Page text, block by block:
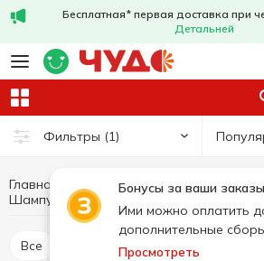
Бесплатная* первая доставка при
Детальней
Фильтры (1)
Бонусы за ваши
Ими можно оплатить
дополнительные
Просмотреть
Главная Гигиена и уход
Уход за
Шампунь для волос
Все Шампунь для волос